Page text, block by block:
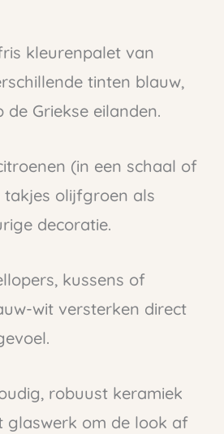
kleurenpalet van
tinten blauw,
de Griekse eilanden.
(in een schaal of
olijfgroen als
decoratie.
kussens of
wit versterken direct
robuust keramiek
glaswerk om de look af